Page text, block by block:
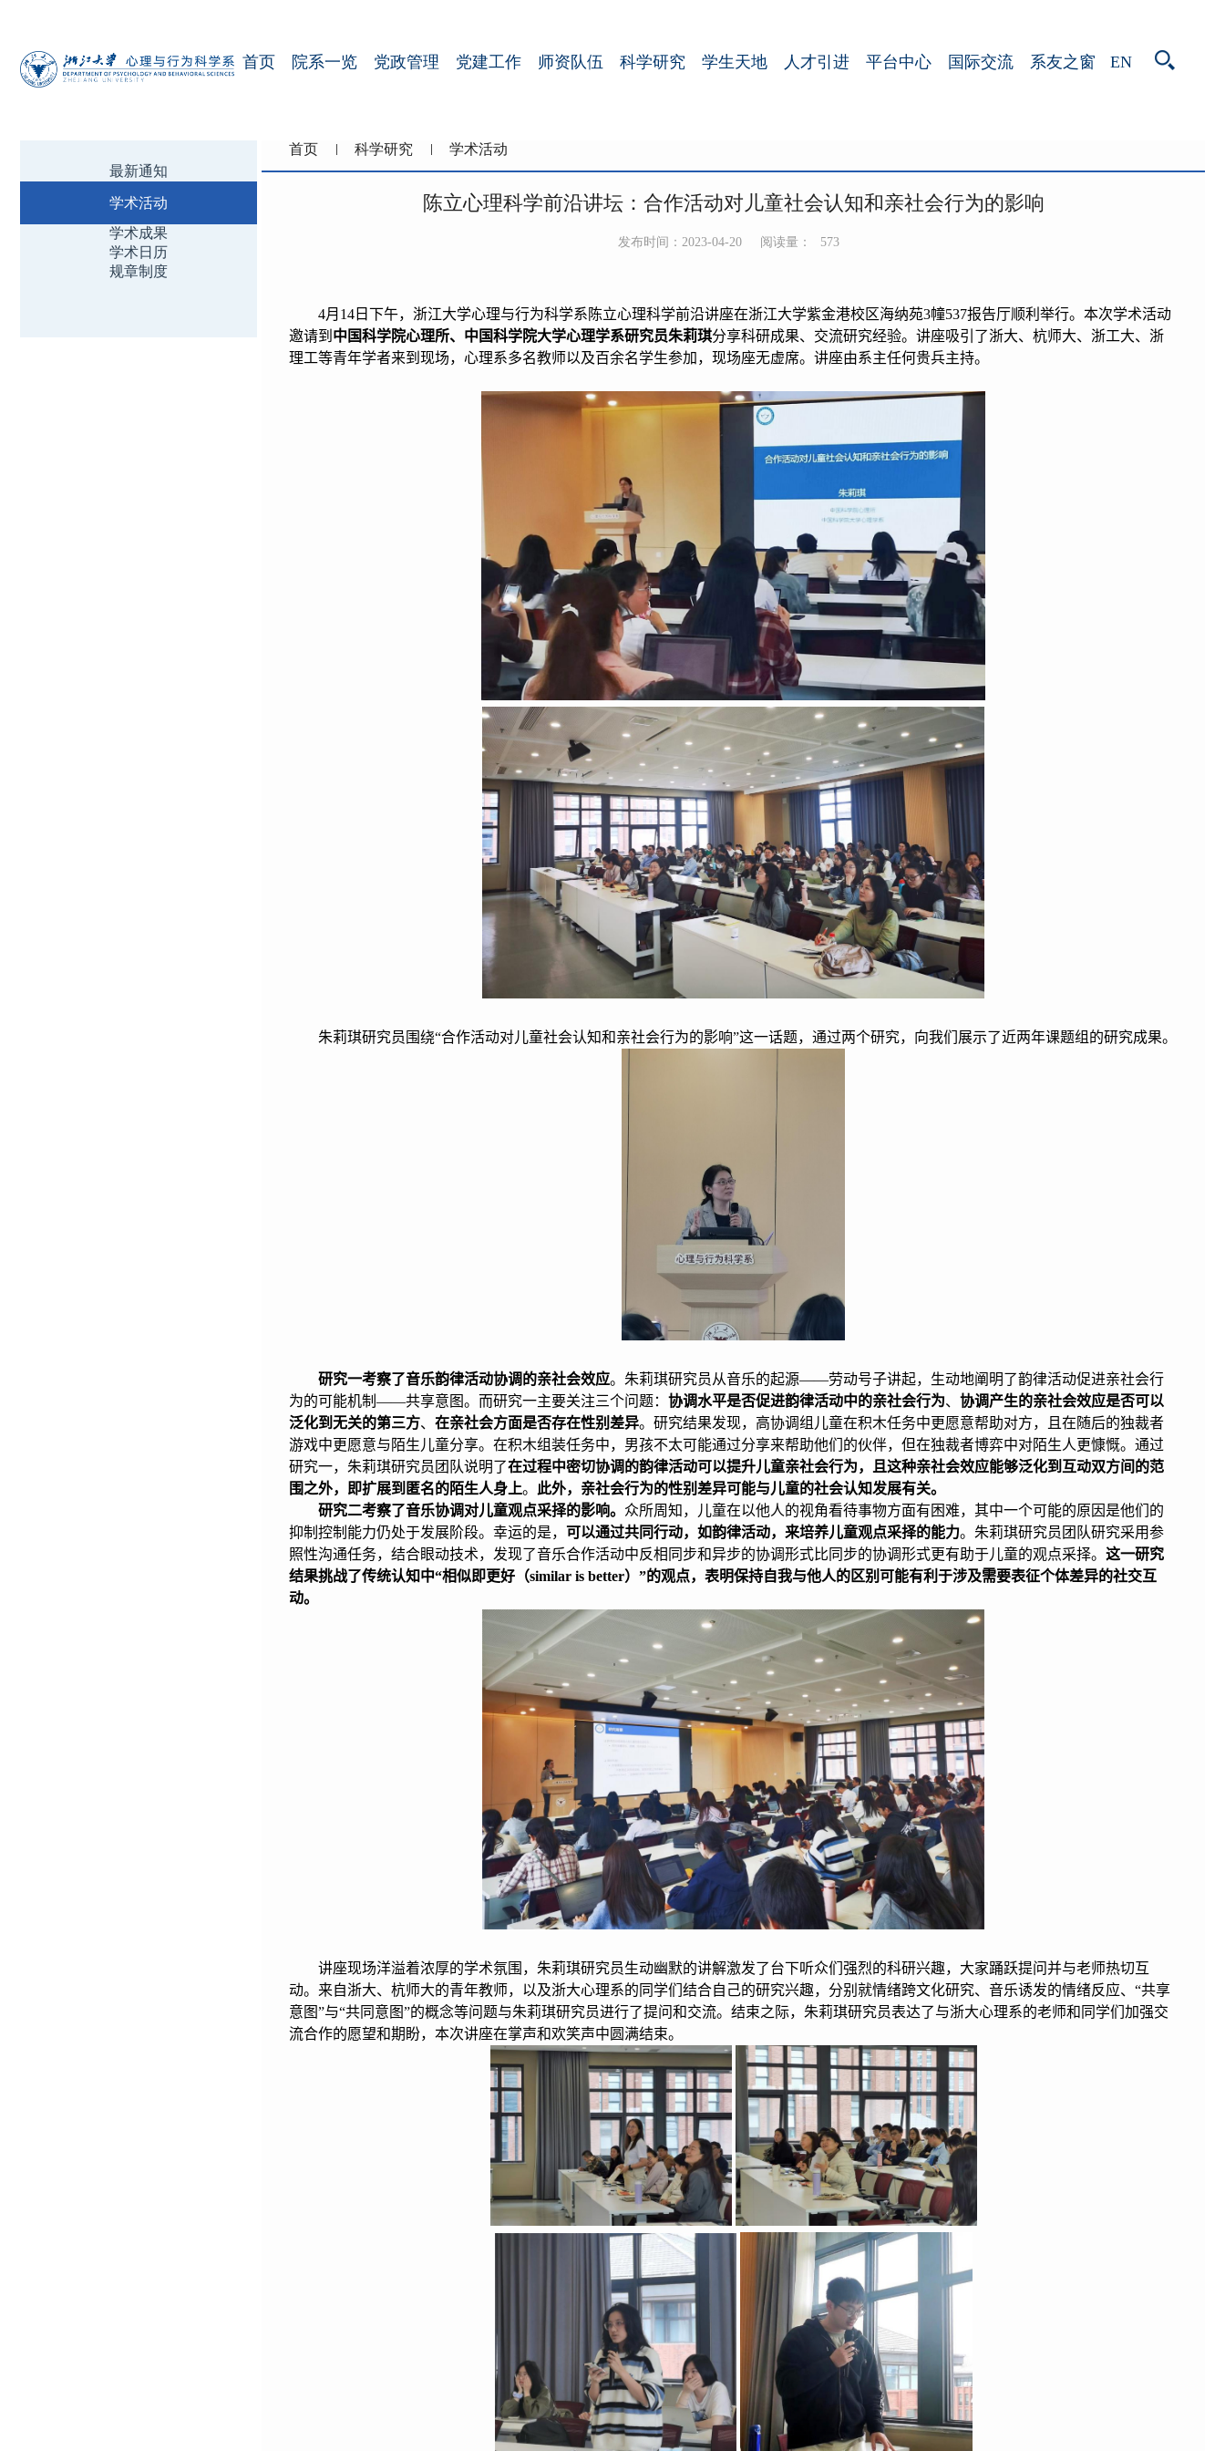
首页 院系一览 党政管理 党建工作 师资队伍 科学研究 学生天地 人才引进 平台中心 国际交流 系友之窗 EN
最新通知
学术活动
学术成果
学术日历
规章制度
首页 科学研究 学术活动
陈立心理科学前沿讲坛：合作活动对儿童社会认知和亲社会行为的影响
发布时间：2023-04-20 阅读量： 573
4月 14日下午，浙江大学心理与行为科学系陈立心理科学前沿讲座在浙江大学紫金港校区海纳苑3幢537报告厅顺利举行。本次学术活动
邀请到 中国科学院心理所、中国科学院大学心理学系研究员朱莉琪分享科研成果、交流研究经验。讲座吸引了浙大、杭师大、浙工大、浙
理工等青年学者来到现场，心理系多名教师以及百余名学生参加，现场座无虚席。讲座由系主任何贵兵主持。
朱莉琪研究员围绕“合作活动对儿童社会认知和亲社会行为的影响”这一话题，通过两个研究，向我们展示了近两年课题组的研究成果。
研究一考察了音乐韵律活动协调的亲社会效应。朱莉琪研究员从音乐的起源——劳动号子讲起，生动地阐明了韵律活动促进亲社会行
为的可能机制——共享意图。而研究一主要关注三个问题： 协调水平是否促进韵律活动中的亲社会行为、 协调产生的亲社会效应是否可以
泛化到无关的第三方、 在亲社会方面是否存在性别差异。研究结果发现，高协调组儿童在积木任务中更愿意帮助对方，且在随后的独裁者
游戏中更愿意与陌生儿童分享。在积木组装任务中，男孩不太可能通过分享来帮助他们的伙伴，但在独裁者博弈中对陌生人更慷慨。通过
研究一，朱莉琪研究员团队说明了在过程中密切协调的韵律活动可以提升儿童亲社会行为，且这种亲社会效应能够泛化到互动双方间的范
围之外，即扩展到匿名的陌生人身上。
此外，亲社会行为的性别差异可能与儿童的社会认知发展有关。
研究二考察了音乐协调对儿童观点采择的影响。 众所周知，儿童在以他人的视角看待事物方面有困难，其中一个可能的原因是他们的
抑制控制能力仍处于发展阶段。幸运的是， 可以通过共同行动，如韵律活动，来培养儿童观点采择的能力。 朱莉琪研究员团队研究采用参
照性沟通任务，结合眼动技术，发现了音乐合作活动中反相同步和异步的协调形式比同步的协调形式更有助于儿童的观点采择。 这一研究
结果挑战了传统认知中“相似即更好（similar is better）”的观点，表明保持自我与他人的区别可能有利于涉及需要表征个体差异的社交互
动。
讲座现场洋溢着浓厚的学术氛围，朱莉琪研究员生动幽默的讲解激发了台下听众们强烈的科研兴趣，大家踊跃提问并与老师热切互
动。来自浙大、杭师大的青年教师，以及浙大心理系的同学们结合自己的研究兴趣，分别就情绪跨文化研究、音乐诱发的情绪反应、“共享
意图”与“共同意图”的概念等问题与朱莉琪研究员进行了提问和交流。结束之际，朱莉琪研究员表达了与浙大心理系的老师和同学们加强交
流合作的愿望和期盼，本次讲座在掌声和欢笑声中圆满结束。